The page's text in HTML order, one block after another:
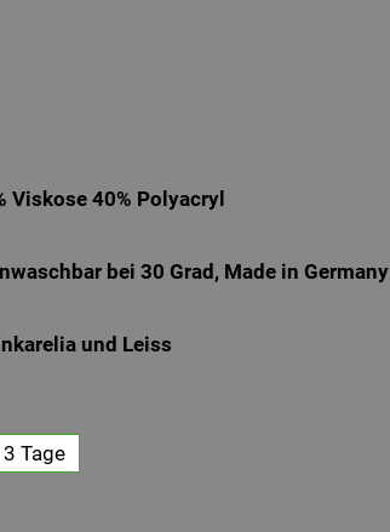
Viskose 40% Polyacryl
bei 30 Grad, Made in Germany
und Leiss
Tage